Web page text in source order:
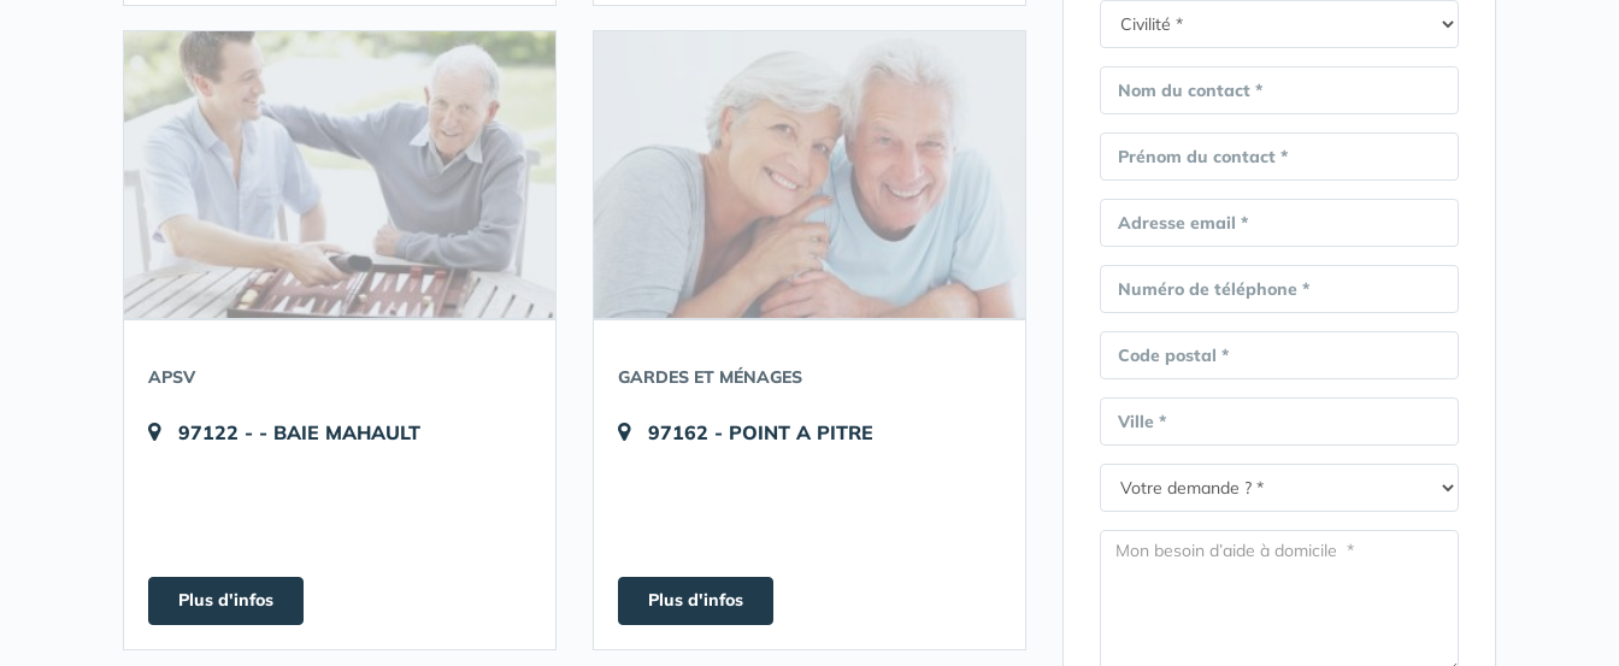
APSV
97122 - - BAIE MAHAULT
Plus d'infos
GARDES ET MÉNAGES
97162 - POINT A PITRE
Plus d'infos
Nom du contact *
Prénom du contact *
Adresse email *
Numéro de téléphone *
Code postal *
Ville *